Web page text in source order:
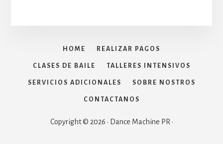
HOME REALIZAR PAGOS
CLASES DE BAILE TALLERES INTENSIVOS
SERVICIOS ADICIONALES SOBRE NOSTROS
CONTACTANOS
Copyright © 2026 · Dance Machine PR ·